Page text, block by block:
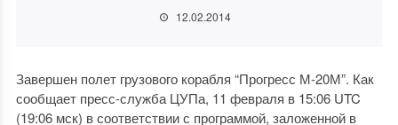
12.02.2014
Завершен полет грузового корабля “Прогресс М-20М”. Как
сообщает пресс-служба ЦУПа, 11 февраля в 15:06 UTC
(19:06 мск) в соответствии с программой, заложенной в